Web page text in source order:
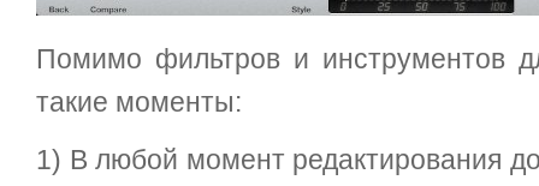
Помимо фильтров и инструментов
такие моменты:
1) В любой момент редактирования